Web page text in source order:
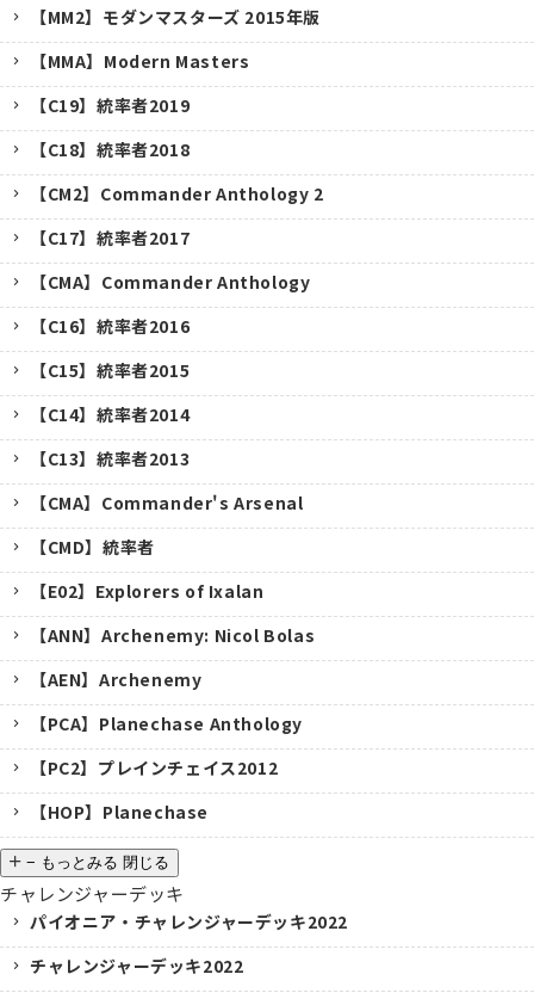
【MM2】モダンマスターズ 2015年版
【MMA】Modern Masters
【C19】統率者2019
【C18】統率者2018
【CM2】Commander Anthology 2
【C17】統率者2017
【CMA】Commander Anthology
【C16】統率者2016
【C15】統率者2015
【C14】統率者2014
【C13】統率者2013
【CMA】Commander's Arsenal
【CMD】統率者
【E02】Explorers of Ixalan
【ANN】Archenemy: Nicol Bolas
【AEN】Archenemy
【PCA】Planechase Anthology
【PC2】プレインチェイス2012
【HOP】Planechase
− もっとみる 閉じる
チャレンジャーデッキ
パイオニア・チャレンジャーデッキ2022
チャレンジャーデッキ2022